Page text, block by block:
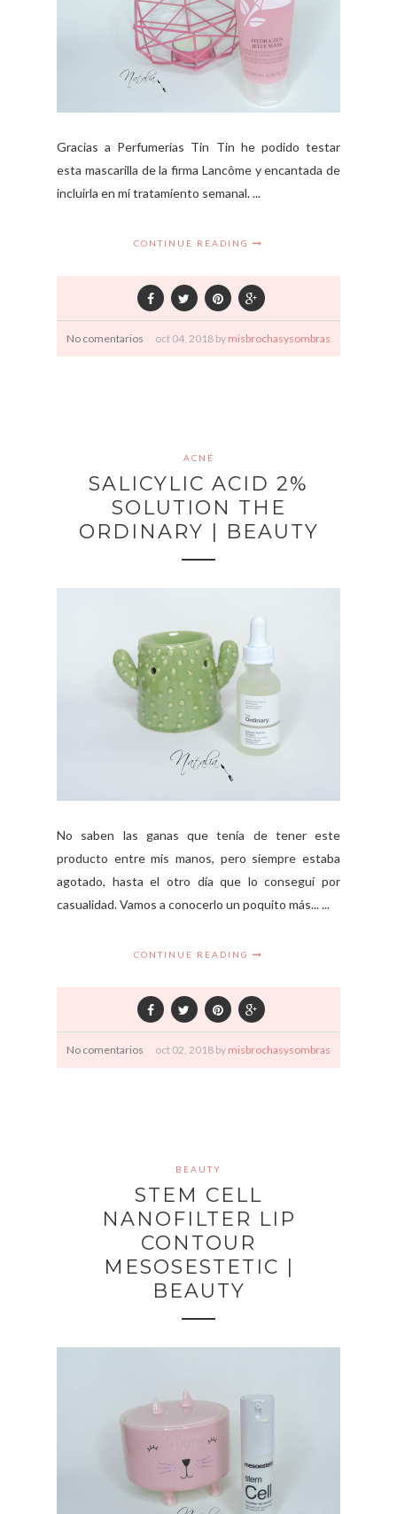
Gracias a Perfumerías Tin Tin he podido testar
esta mascarilla de la firma Lancôme y encantada de
incluirla en mi tratamiento semanal. ...
CONTINUE READING
No comentarios oct 04, 2018 by misbrochasysombras
ACNÉ
SALICYLIC ACID 2%
SOLUTION THE
ORDINARY | BEAUTY
No saben las ganas que tenía de tener este
producto entre mis manos, pero siempre estaba
agotado, hasta el otro día que lo conseguí por
casualidad. Vamos a conocerlo un poquito más... ...
CONTINUE READING
No comentarios oct 02, 2018 by misbrochasysombras
BEAUTY
STEM CELL
NANOFILTER LIP
CONTOUR
MESOSESTETIC |
BEAUTY